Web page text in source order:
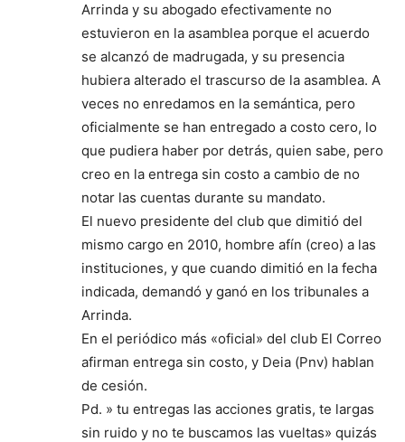
Arrinda y su abogado efectivamente no
estuvieron en la asamblea porque el acuerdo
se alcanzó de madrugada, y su presencia
hubiera alterado el trascurso de la asamblea. A
veces no enredamos en la semántica, pero
oficialmente se han entregado a costo cero, lo
que pudiera haber por detrás, quien sabe, pero
creo en la entrega sin costo a cambio de no
notar las cuentas durante su mandato.
El nuevo presidente del club que dimitió del
mismo cargo en 2010, hombre afín (creo) a las
instituciones, y que cuando dimitió en la fecha
indicada, demandó y ganó en los tribunales a
Arrinda.
En el periódico más «oficial» del club El Correo
afirman entrega sin costo, y Deia (Pnv) hablan
de cesión.
Pd. » tu entregas las acciones gratis, te largas
sin ruido y no te buscamos las vueltas» quizás